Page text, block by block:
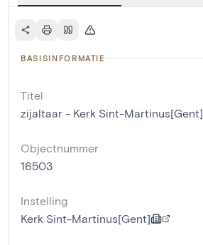
BASISINFORMATIE
Titel
zijaltaar - Kerk Sint-Martinus[Gent]
Objectnummer
16503
Instelling
Kerk Sint-Martinus[Gent]